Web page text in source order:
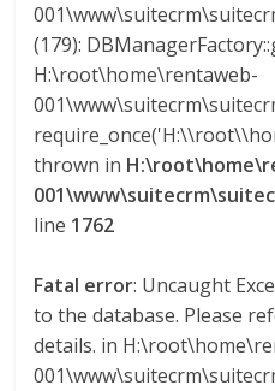
(179):
H:\root\home\rentaweb-
thrown in
line 1762
Fatal error: Uncaught
to the database. Please
details. in